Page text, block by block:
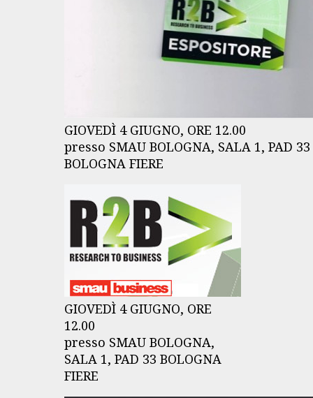
GIOVEDÌ 4 GIUGNO, ORE 12.00
presso SMAU BOLOGNA, SALA 1, PAD 33
BOLOGNA FIERE
GIOVEDÌ 4 GIUGNO, ORE
12.00
presso SMAU BOLOGNA,
SALA 1, PAD 33 BOLOGNA
FIERE